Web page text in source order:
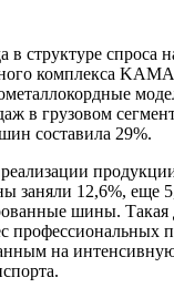
в структуре спроса
комплекса
в грузовом
составила 29%.
заняли 12,6%, еще
шины. Такая
профессиональных
на